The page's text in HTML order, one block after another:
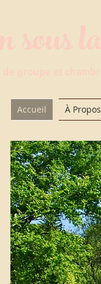
Accueil À Propos